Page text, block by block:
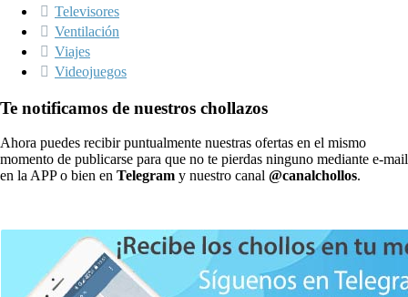
Televisores
Ventilación
Viajes
Videojuegos
Te notificamos de nuestros chollazos
Ahora puedes recibir puntualmente nuestras ofertas en el mismo
momento de publicarse para que no te pierdas ninguno mediante e-mail
en la APP o bien en Telegram y nuestro canal @canalchollos.